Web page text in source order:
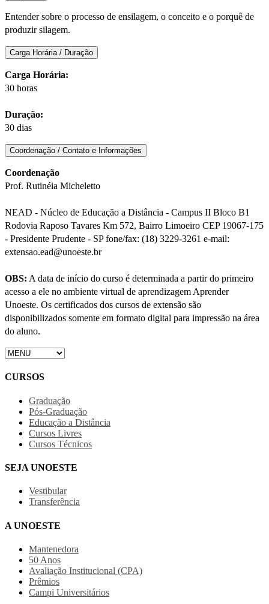
Entender sobre o processo de ensilagem, o conceito e o porquê de
produzir silagem.
Carga Horária / Duração
Carga Horária:
30 horas
Duração:
30 dias
Coordenação / Contato e Informações
Coordenação
Prof. Rutinéia Micheletto
NEAD - Núcleo de Educação a Distância - Campus II Bloco B1
Rodovia Raposo Tavares Km 572, Bairro Limoeiro CEP 19067-175
- Presidente Prudente - SP fone/fax: (18) 3229-3261 e-mail:
extensao.ead@unoeste.br
OBS: A data de início do curso é determinada a partir do primeiro
acesso a ele no ambiente virtual de aprendizagem Aprender
Unoeste. Os certificados dos cursos de extensão são
disponibilizados somente em formato digital para impressão na área
do aluno.
CURSOS
Graduação
Pós-Graduação
Educação a Distância
Cursos Livres
Cursos Técnicos
SEJA UNOESTE
Vestibular
Transferência
A UNOESTE
Mantenedora
50 Anos
Avaliação Institucional (CPA)
Prêmios
Campi Universitários